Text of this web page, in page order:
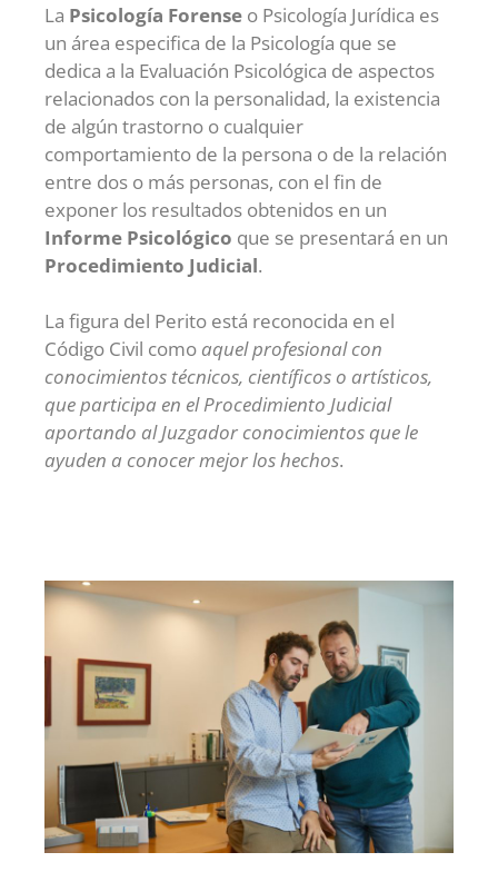
La Psicología Forense o Psicología Jurídica es
un área especifica de la Psicología que se
dedica a la Evaluación Psicológica de aspectos
relacionados con la personalidad, la existencia
de algún trastorno o cualquier
comportamiento de la persona o de la relación
entre dos o más personas, con el fin de
exponer los resultados obtenidos en un
Informe Psicológico que se presentará en un
Procedimiento Judicial.
La figura del Perito está reconocida en el
Código Civil como aquel profesional con
conocimientos técnicos, científicos o artísticos,
que participa en el Procedimiento Judicial
aportando al Juzgador conocimientos que le
ayuden a conocer mejor los hechos.